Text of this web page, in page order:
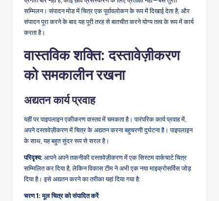
सम्मिलन। संपादन मोड में चित्र एक पूर्वावलोकन के रूप में दिखाई देता है, और
संपादन पूरा करने के बाद यह पूरी तरह से बातचीत करने योग्य तत्व के रूप में कार्य
करता है।
वास्तविक शक्ति: दस्तावेज़ीकरण
को समकालीन रखना
अद्यतन कार्य प्रवाह
यहीं पर पाइपलाइन एकीकरण वास्तव में चमकता है। पारंपरिक कार्य प्रवाह में,
अपने दस्तावेज़ीकरण में चित्र के अद्यतन करना बहुचरणी दुर्घटना है। पाइपलाइन
के साथ, यह बहुत सुंदर रूप से सरल है।
परिदृश्य: आपने अपने तकनीकी दस्तावेज़ीकरण में एक सिस्टम वार्कचार्ट चित्र
सम्मिलित कर दिया है, लेकिन विकास टीम ने अभी एक नया माइक्रोसर्विस जोड़
दिया है। इसे अद्यतन करने का तरीका यहां दिया गया है:
चरण 1: मूल चित्र को संपादित करें